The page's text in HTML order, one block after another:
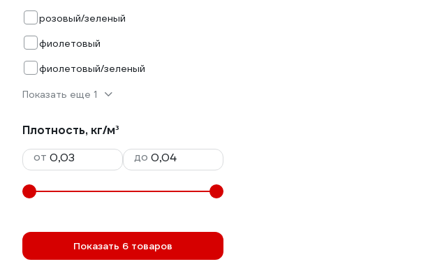
розовый/зеленый
фиолетовый
фиолетовый/зеленый
Показать еще 1
Плотность, кг/м³
от
до
Показать 6 товаров